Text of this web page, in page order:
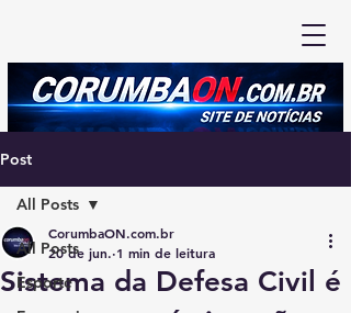
Post
All Posts
Esporte
All Posts
Sistema da Defesa Civil é
CorumbaON.com.br
20 de jun. 1 min de leitura